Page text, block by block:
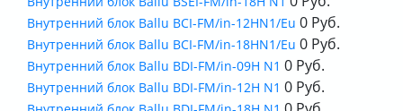
Внутренний блок Ballu BCI-FM/in-12HN1/Eu 0 Руб.
Внутренний блок Ballu BCI-FM/in-18HN1/Eu 0 Руб.
Внутренний блок Ballu BDI-FM/in-09H N1 0 Руб.
Внутренний блок Ballu BDI-FM/in-12H N1 0 Руб.